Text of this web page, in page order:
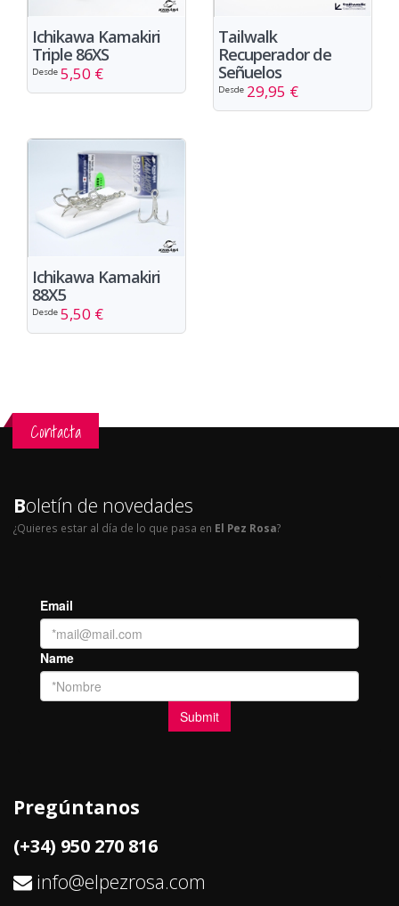
Ichikawa Kamakiri
Triple 86XS
Desde 5,50 €
Tailwalk
Recuperador de
Señuelos
Desde 29,95 €
Ichikawa Kamakiri
88X5
Desde 5,50 €
Contacta
Boletín de novedades
¿Quieres estar al día de lo que pasa en El Pez Rosa?
Pregúntanos
(+34) 950 270 816
info@elpezrosa.com